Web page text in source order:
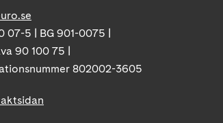
07-5 | BG 901-0075 |
90 100 75 |
802002-3605